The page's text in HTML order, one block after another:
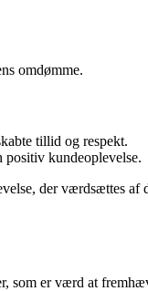
omdømme.
tillid og respekt.
kundeoplevelse.
der værdsættes
er værd at